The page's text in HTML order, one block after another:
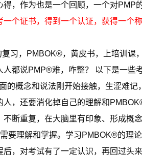
，作为也是一个回顾，一个对
一个证书，得到一个认证，获得一个
习，PMBOK®，黄皮书，上培训
都说PMP®难，咋整？ 以下是一些
的概念和说法刚开始接触，生涩难
，还要消化掉自己的理解和
断重复，在大脑里有印象、形成概
要理解和掌握。学习PMBOK®的理
，对考试有了一定认识，再回过头